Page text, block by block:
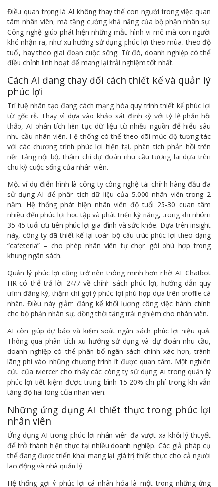
Điều quan trọng là AI không thay thế con người trong việc quan
tâm nhân viên, mà tăng cường khả năng của bộ phận nhân sự.
Công nghệ giúp phát hiện những mẫu hình vi mô mà con người
khó nhận ra, như xu hướng sử dụng phúc lợi theo mùa, theo độ
tuổi, hay theo giai đoạn cuộc sống. Từ đó, doanh nghiệp có thể
điều chỉnh linh hoạt để mang lại trải nghiệm tốt nhất.
Cách AI đang thay đổi cách thiết kế và quản lý
phúc lợi
Trí tuệ nhân tạo đang cách mạng hóa quy trình thiết kế phúc lợi
từ gốc rễ. Thay vì dựa vào khảo sát định kỳ với tỷ lệ phản hồi
thấp, AI phân tích liên tục dữ liệu từ nhiều nguồn để hiểu sâu
nhu cầu nhân viên. Hệ thống có thể theo dõi mức độ tương tác
với các chương trình phúc lợi hiện tại, phân tích phản hồi trên
nền tảng nội bộ, thậm chí dự đoán nhu cầu tương lai dựa trên
chu kỳ cuộc sống của nhân viên.
Một ví dụ điển hình là công ty công nghệ tài chính hàng đầu đã
sử dụng AI để phân tích dữ liệu của 5.000 nhân viên trong 2
năm. Hệ thống phát hiện nhân viên độ tuổi 25-30 quan tâm
nhiều đến phúc lợi học tập và phát triển kỹ năng, trong khi nhóm
35-45 tuổi ưu tiên phúc lợi gia đình và sức khỏe. Dựa trên insight
này, công ty đã thiết kế lại toàn bộ cấu trúc phúc lợi theo dạng
“cafeteria” – cho phép nhân viên tự chọn gói phù hợp trong
khung ngân sách.
Quản lý phúc lợi cũng trở nên thông minh hơn nhờ AI. Chatbot
HR có thể trả lời 24/7 về chính sách phúc lợi, hướng dẫn quy
trình đăng ký, thậm chí gợi ý phúc lợi phù hợp dựa trên profile cá
nhân. Điều này giảm đáng kể khối lượng công việc hành chính
cho bộ phận nhân sự, đồng thời tăng trải nghiệm cho nhân viên.
AI còn giúp dự báo và kiểm soát ngân sách phúc lợi hiệu quả.
Thông qua phân tích xu hướng sử dụng và dự đoán nhu cầu,
doanh nghiệp có thể phân bổ ngân sách chính xác hơn, tránh
lãng phí vào những chương trình ít được quan tâm. Một nghiên
cứu của Mercer cho thấy các công ty sử dụng AI trong quản lý
phúc lợi tiết kiệm được trung bình 15-20% chi phí trong khi vẫn
tăng độ hài lòng của nhân viên.
Những ứng dụng AI thiết thực trong phúc lợi
nhân viên
Ứng dụng AI trong phúc lợi nhân viên đã vượt xa khỏi lý thuyết
để trở thành hiện thực tại nhiều doanh nghiệp. Các giải pháp cụ
thể đang được triển khai mang lại giá trị thiết thực cho cả người
lao động và nhà quản lý.
Hệ thống gợi ý phúc lợi cá nhân hóa là một trong những ứng